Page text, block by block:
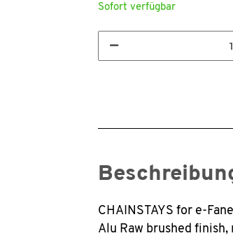
Sofort verfügbar
CHAINSTAYS for e-
Alu Raw brushed finish,